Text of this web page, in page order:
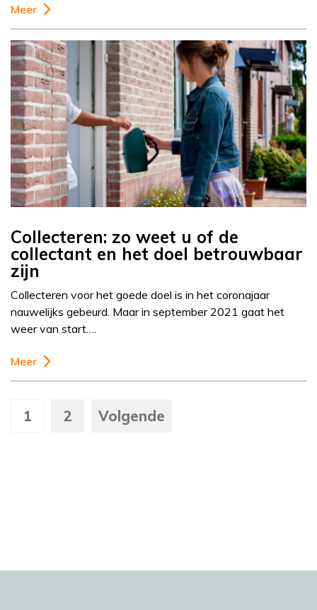
Meer
Collecteren: zo weet u of de
collectant en het doel betrouwbaar
zijn
Collecteren voor het goede doel is in het coronajaar
nauwelijks gebeurd. Maar in september 2021 gaat het
weer van start….
Meer
1 2 Volgende